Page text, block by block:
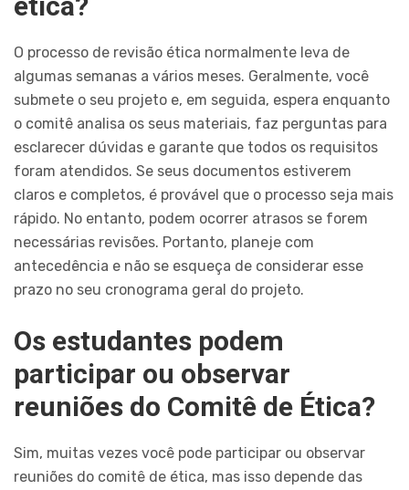
O processo de revisão ética normalmente leva de
algumas semanas a vários meses. Geralmente, você
submete o seu projeto e, em seguida, espera enquanto
o comitê analisa os seus materiais, faz perguntas para
esclarecer dúvidas e garante que todos os requisitos
foram atendidos. Se seus documentos estiverem
claros e completos, é provável que o processo seja mais
rápido. No entanto, podem ocorrer atrasos se forem
necessárias revisões. Portanto, planeje com
antecedência e não se esqueça de considerar esse
prazo no seu cronograma geral do projeto.
Os estudantes podem
participar ou observar
reuniões do Comitê de Ética?
Sim, muitas vezes você pode participar ou observar
reuniões do comitê de ética, mas isso depende das